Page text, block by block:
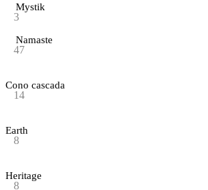
Mystik
3
Namaste
47
Cono cascada
14
Earth
8
Heritage
8